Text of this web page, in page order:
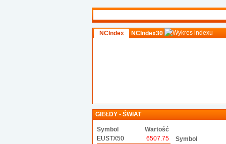
NCIndex NCIndex30
GIEŁDY - ŚWIAT
Symbol
Wartość
EUSTX50
6507.75
Symbol